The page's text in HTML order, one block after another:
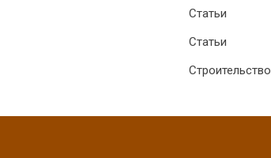
Статьи
Статьи
Строительство